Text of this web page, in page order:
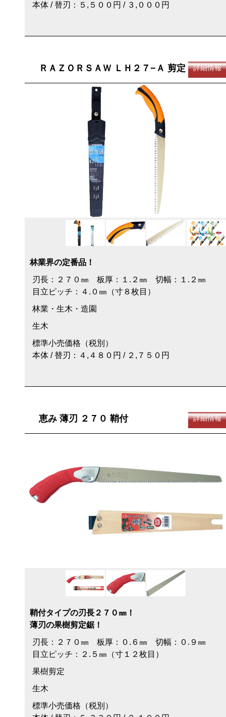
本体 / 替刃：５,５００円 / ３,０００円
ＲＡＺＯＲＳＡＷ ＬＨ２７−Ａ 剪定 詳細情報
林業界の定番品！
刃長：２７０㎜ 板厚：１.２㎜ 切幅：１.２㎜
目立ピッチ：４.０㎜（寸８枚目）
林業・生木・造園
生木
標準小売価格（税別）
本体 / 替刃：４,４８０円 / ２,７５０円
恵み 薄刃 ２７０ 鞘付 詳細情報
鞘付タイプの刃長２７０㎜！
薄刃の果樹剪定鋸！
刃長：２７０㎜ 板厚：０.６㎜ 切幅：０.９㎜
目立ピッチ：２.５㎜（寸１２枚目）
果樹剪定
生木
標準小売価格（税別）